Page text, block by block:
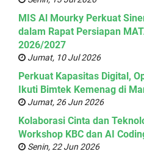
MIS Al Mourky Perkuat
dalam Rapat Persiapan
2026/2027
Jumat, 10 Jul 2026
Perkuat Kapasitas Digital,
Ikuti Bimtek Kemenag di
Jumat, 26 Jun 2026
Kolaborasi Cinta dan
Workshop KBC dan AI
Senin, 22 Jun 2026